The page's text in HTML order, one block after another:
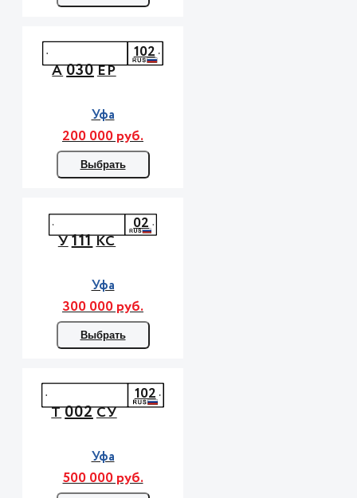
А030ЕР
102
Уфа
200 000 руб.
Выбрать
У111КС
02
Уфа
300 000 руб.
Выбрать
Т002СУ
102
Уфа
500 000 руб.